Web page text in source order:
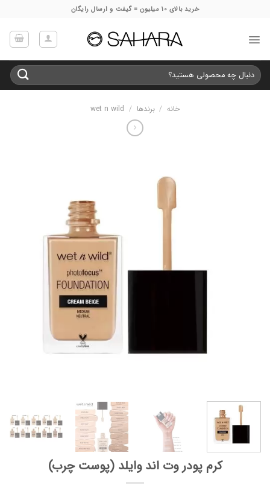
خرید بالای 10 میلیون = گیفت و ارسال رایگان
جستجو
برای:
خانه / برندها /
wet n wild
کرم‌ پودر وت اند وایلد (پوست چرب)